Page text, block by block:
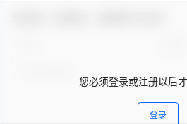
您必须登录或注册以后
登录